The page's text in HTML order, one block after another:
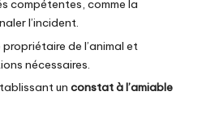
compétentes, comme la
l’incident.
de l’animal et
nécessaires.
un constat à l’amiable